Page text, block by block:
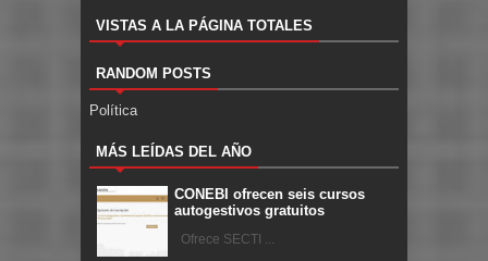
VISTAS A LA PÁGINA TOTALES
RANDOM POSTS
Política
MÁS LEÍDAS DEL AÑO
CONEBI ofrecen seis cursos
autogestivos gratuitos
Ofrece SECTI ...